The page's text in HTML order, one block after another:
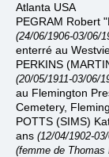
Atlanta USA
PEGRAM Robert
(24/06/1906-03/06/
enterré au
PERKINS
(20/05/1911-03/06/
au Flemington
Cemetery,
POTTS (SIMS)
ans (12/04/1902-
(femme de